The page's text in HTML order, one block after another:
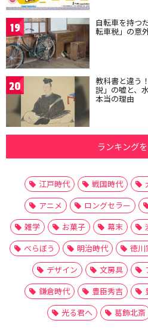
19 自転車を持つ
転車税」の意
20 教科書と違う
説」の嘘と、
本当の理由
ランキング
江戸時代 戦国時代
アニメ
ロングセラー
雑学
お菓子 幕末
べらぼう
明治時代 徳川
デザイン
文房具
鎌倉時代
豊臣秀吉
光る君へ
葛飾北斎